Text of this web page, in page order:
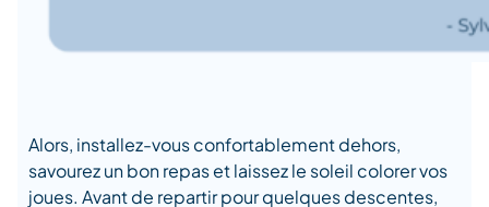
Alors, installez-vous confortablement dehors,
savourez un bon repas et laissez le soleil colorer vos
joues. Avant de repartir pour quelques descentes,